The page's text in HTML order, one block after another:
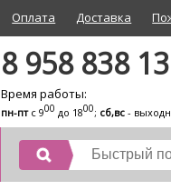
Оплата Доставка
8 958 838
Время работы:
пн-птс 900 до 1800; сб,вс -